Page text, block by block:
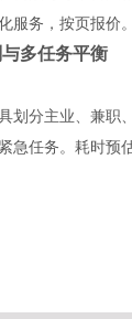
服务，按页报价
多任务平衡
划分主业、兼职
急任务。耗时预